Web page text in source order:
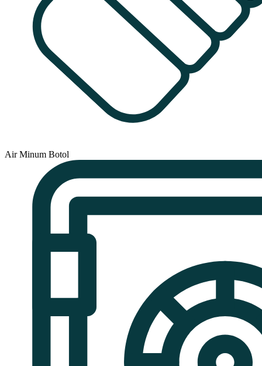
Air Minum Botol